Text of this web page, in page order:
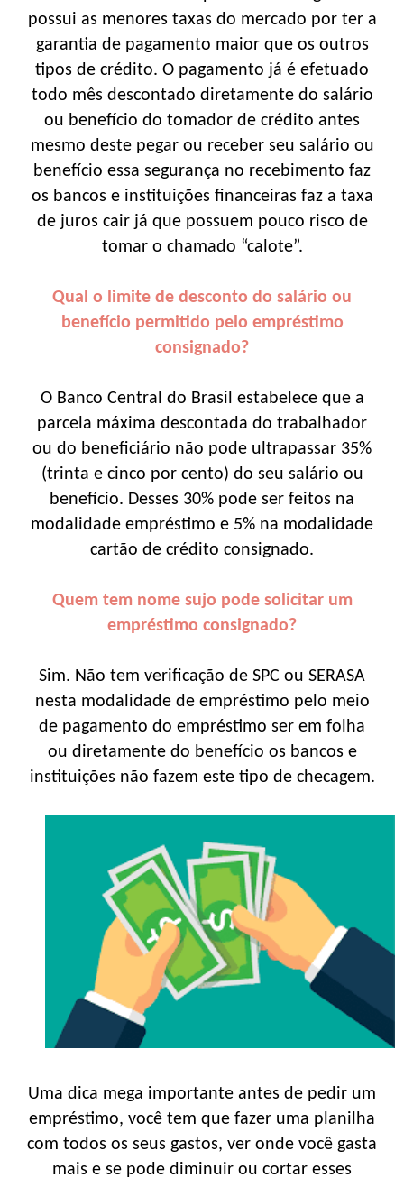
possui as menores taxas do mercado por ter a
garantia de pagamento maior que os outros
tipos de crédito. O pagamento já é efetuado
todo mês descontado diretamente do salário
ou benefício do tomador de crédito antes
mesmo deste pegar ou receber seu salário ou
benefício essa segurança no recebimento faz
os bancos e instituições financeiras faz a taxa
de juros cair já que possuem pouco risco de
tomar o chamado “calote”.
Qual o limite de desconto do salário ou
benefício permitido pelo empréstimo
consignado?
O Banco Central do Brasil estabelece que a
parcela máxima descontada do trabalhador
ou do beneficiário não pode ultrapassar 35%
(trinta e cinco por cento) do seu salário ou
benefício. Desses 30% pode ser feitos na
modalidade empréstimo e 5% na modalidade
cartão de crédito consignado.
Quem tem nome sujo pode solicitar um
empréstimo consignado?
Sim. Não tem verificação de SPC ou SERASA
nesta modalidade de empréstimo pelo meio
de pagamento do empréstimo ser em folha
ou diretamente do benefício os bancos e
instituições não fazem este tipo de checagem.
Uma dica mega importante antes de pedir um
empréstimo, você tem que fazer uma planilha
com todos os seus gastos, ver onde você gasta
mais e se pode diminuir ou cortar esses